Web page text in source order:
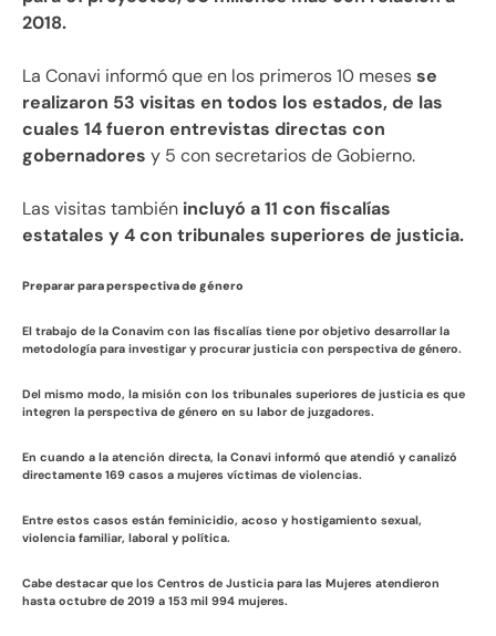
2018.
La Conavi informó que en los primeros 10 mesesse
realizaron 53 visitas en todos los estados, de las
cuales 14 fueron entrevistas directas con
gobernadores y 5 con secretarios de Gobierno.
Las visitas también incluyó a 11 con fiscalías
estatales y 4 con tribunales superiores de justicia.
Preparar para perspectiva de género
El trabajo de la Conavim con las fiscalías tiene por objetivo desarrollar la
metodología para investigar y procurar justicia con perspectiva de género.
Del mismo modo, la misión con los tribunales superiores de justicia es que
integren la perspectiva de género en su labor de juzgadores.
En cuando a la atención directa, la Conavi informó que atendió y canalizó
directamente 169 casos a mujeres víctimas de violencias.
Entre estos casos están feminicidio, acoso y hostigamiento sexual,
violencia familiar, laboral y política.
Cabe destacar que los Centros de Justicia para las Mujeres atendieron
hasta octubre de 2019 a 153 mil 994 mujeres.